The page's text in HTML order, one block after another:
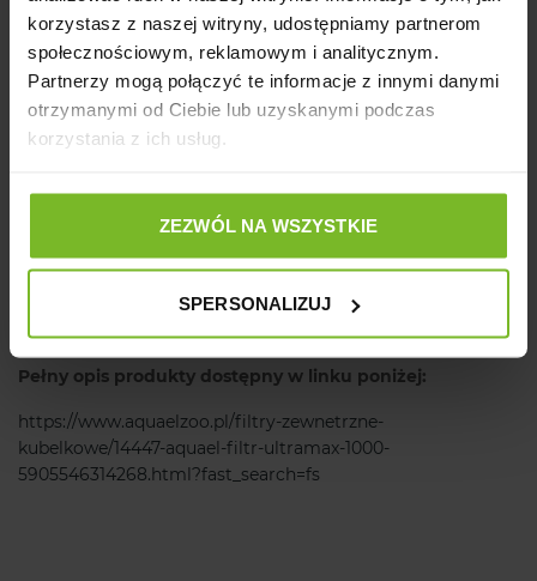
korzystasz z naszej witryny, udostępniamy partnerom
społecznościowym, reklamowym i analitycznym.
Partnerzy mogą połączyć te informacje z innymi danymi
otrzymanymi od Ciebie lub uzyskanymi podczas
korzystania z ich usług.
ZEZWÓL NA WSZYSTKIE
SPERSONALIZUJ
Maksymalna wydajność
pompy [l/h] 1000
Rekomendowana pojemność akwarium [l] 100-300
Liczna zasobników 3 x 1.9 l
Pojemność filtra [l] 11
Starylizator pasujący do fitra UV AS * 5
średnica węży [mm] 16/22
Pełny opis produkty dostępny w linku poniżej:
https://www.aquaelzoo.pl/filtry-zewnetrzne-
kubelkowe/14447-aquael-filtr-ultramax-1000-
5905546314268.html?fast_search=fs